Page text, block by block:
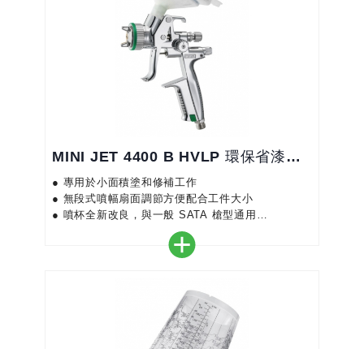
MINI JET 4400 B HVLP 環保省漆噴槍
● 專用於小面積塗和修補工作
● 無段式噴幅扇面調節方便配合工件大小
● 噴杯全新改良，與一般 SATA 槍型通用
● 輕巧細小 - 即使較難接觸到的位置也可噴塗
● 自動緊壓槍針密封圈延長使用壽命及減少維護工作